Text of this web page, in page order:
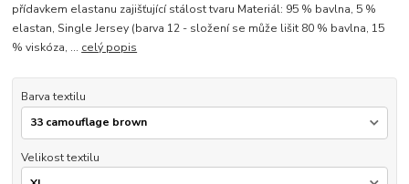
přídavkem elastanu zajišťující stálost tvaru Materiál: 95 % bavlna, 5 %
elastan, Single Jersey (barva 12 - složení se může lišit 80 % bavlna, 15
% viskóza, ... celý popis
Barva textilu
Velikost textilu